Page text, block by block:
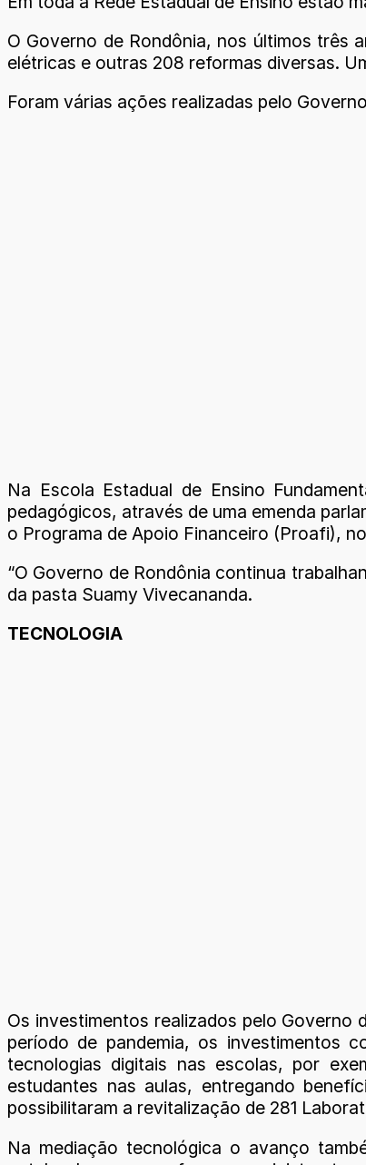
O Governo de Rondônia, nos últimos três
elétricas e outras 208 reformas diversas.
Foram várias ações realizadas pelo
Na Escola Estadual de Ensino
pedagógicos, através de uma emenda
o Programa de Apoio Financeiro (Proafi),
“O Governo de Rondônia continua
da pasta Suamy Vivecananda.
TECNOLOGIA
Os investimentos realizados pelo
período de pandemia, os investimentos
tecnologias digitais nas escolas, por
estudantes nas aulas, entregando
possibilitaram a revitalização de 281
Na mediação tecnológica o avanço